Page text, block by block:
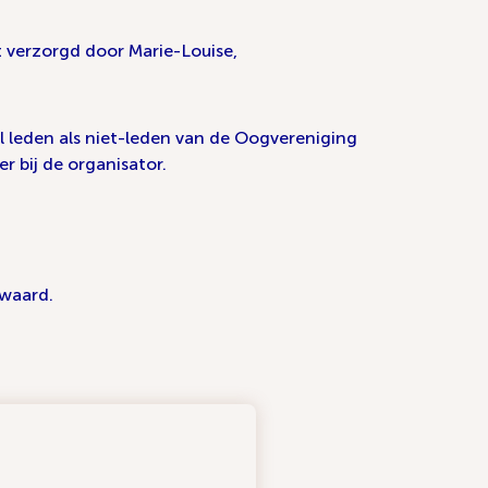
door Marie-Louise,
als niet-leden van de Oogvereniging
bij de organisator.